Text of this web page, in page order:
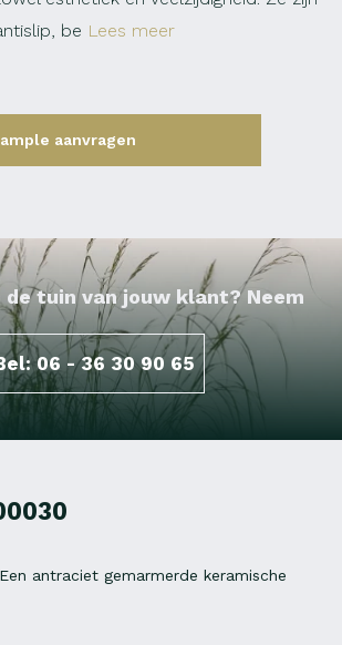
be Lees meer
aanvragen
tuin van jouw klant? Neem
06 - 36 30 90 65
antraciet gemarmerde keramische